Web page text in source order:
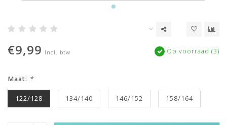
€9,99 Incl. btw Op voorraad (3)
Maat: *
122/128 134/140 146/152 158/164